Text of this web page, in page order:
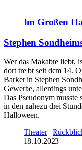
Im Großen
Stephen
Wer das Makabre liebt,
dort treibt seit dem 14.
Barker in Stephen
Gewerbe, allerdings
Das Pseudonym musste
in den nahezu drei
Halloween.
Theater|
18.10.2023